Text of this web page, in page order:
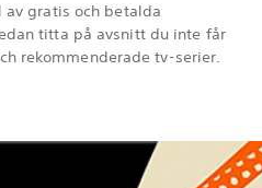
gratis och betalda
titta på avsnitt du inte får
rekommenderade tv-serier.